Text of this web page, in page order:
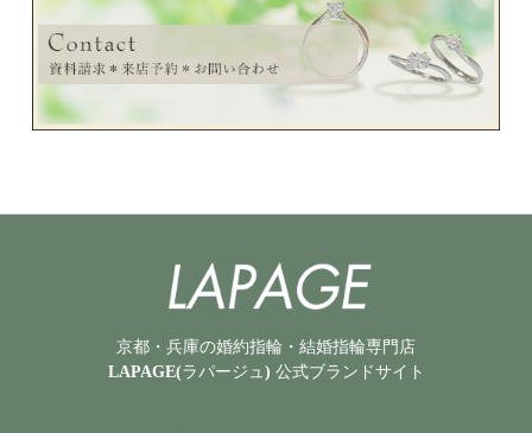
京都・兵庫の婚約指輪・結婚指輪専門店
LAPAGE(ラパージュ) 公式ブランドサイト